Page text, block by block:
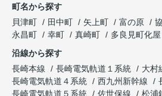
町名から探す
貝津町
田中町 矢上町 富の原
永昌町
幸町 真崎町
多良見町化屋
沿線から探す
長崎本線
長崎電気軌道１系統 大村
長崎電気軌道４系統
西九州新幹線
長崎電気軌道５系統
佐世保線
松浦